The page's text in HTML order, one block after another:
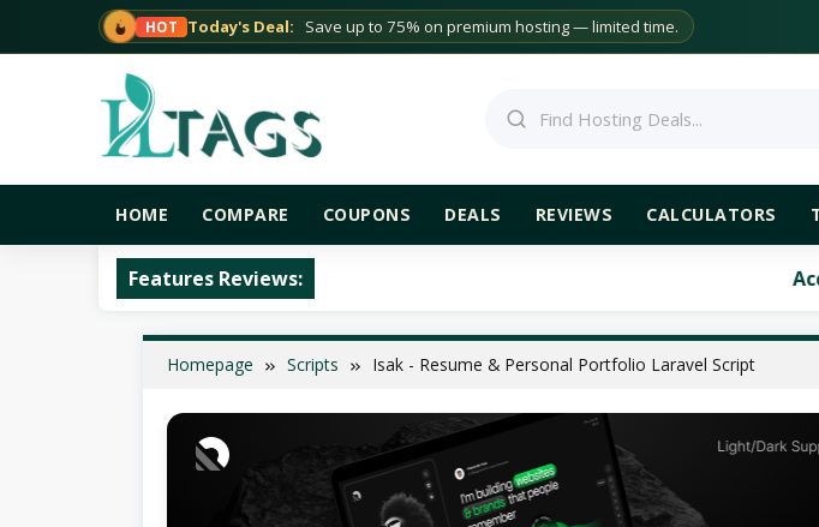
HOT Today's Deal: Save up to 75% on premium hosting — limited time.
Search
HOME COMPARE COUPONS DEALS REVIEWS CALCULATORS
Features Reviews: AccuWeb
Homepage Scripts Isak - Resume & Personal Portfolio Laravel Script